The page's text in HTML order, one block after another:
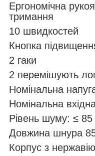
Ергономічна
тримання
10 швидкостей
Кнопка
2 гаки
2 перемішують
Номінальна
Номінальна
Рівень шуму: ≤
Довжина шнура
Корпус з